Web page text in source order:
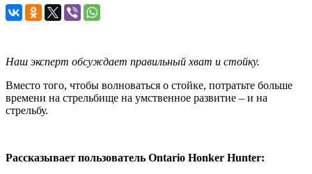
Наш эксперт обсуждает правильный хват и стойку.
Вместо того, чтобы волноваться о стойке, потратьте больше
времени на стрельбище на умственное развитие – и на
стрельбу.
Рассказывает пользователь Ontario Honker Hunter: